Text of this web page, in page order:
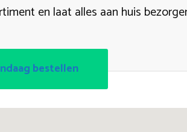
en laat alles aan huis
bestellen